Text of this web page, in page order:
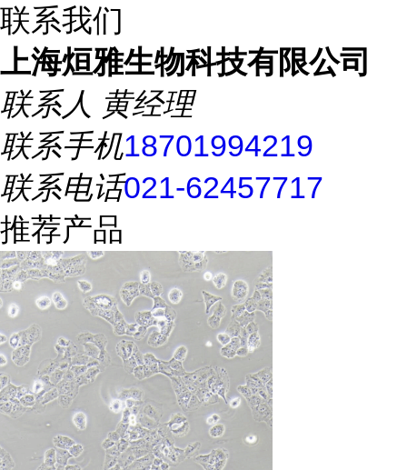
联系我们
上海烜雅生物科技有限公司
联系人 黄经理
联系手机18701994219
联系电话021-62457717
推荐产品